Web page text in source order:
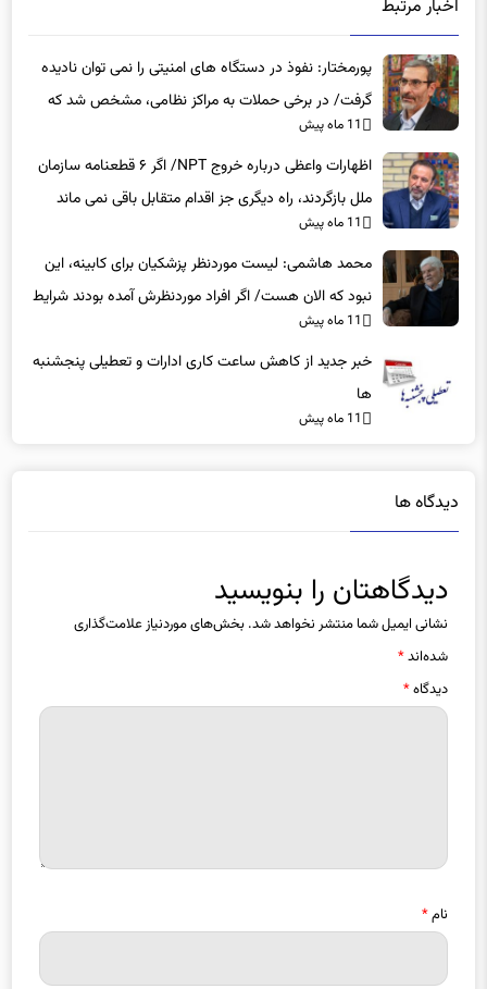
اخبار مرتبط
پورمختار: نفوذ در دستگاه های امنیتی را نمی توان نادیده
گرفت/ در برخی حملات به مراکز نظامی، مشخص شد که
عوامل نفوذی دخیل بوده‌اند
11 ماه پیش
اظهارات واعظی درباره خروج NPT/ اگر ۶ قطعنامه سازمان
ملل بازگردند، راه دیگری جز اقدام متقابل باقی نمی‌ ماند
11 ماه پیش
محمد هاشمی: لیست موردنظر پزشکیان برای کابینه، این
نبود که الان هست/ اگر افراد موردنظرش آمده بودند شرایط
بهتر بود
11 ماه پیش
خبر جدید از کاهش ساعت کاری ادارات و تعطیلی پنجشنبه
ها
11 ماه پیش
دیدگاه ها
دیدگاهتان را بنویسید
نشانی ایمیل شما منتشر نخواهد شد. بخش‌های موردنیاز علامت‌گذاری
شده‌اند*
دیدگاه*
نام*